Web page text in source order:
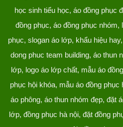
học sinh tiểu học, áo đồng phục
đồng phục, áo đồng phục
phục, slogan áo lớp, khẩu hiệu
dong phuc team building, áo thun
lớp, logo áo lớp chất, mẫu áo
phục hội khóa, mẫu áo đồng
áo phông, áo thun nhóm đẹp, đặt
lớp, đồng phục hà nội, đặt đồng